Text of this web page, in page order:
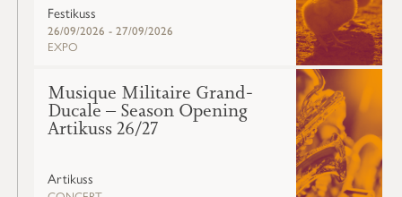
Festikuss
26/09/2026 - 27/09/2026
EXPO
Musique Militaire Grand-
Ducale – Season Opening
Artikuss 26/27
Artikuss